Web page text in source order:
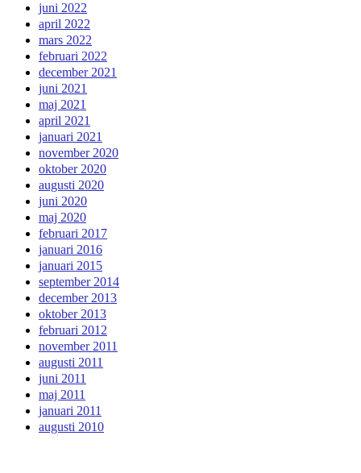
juni 2022
april 2022
mars 2022
februari 2022
december 2021
juni 2021
maj 2021
april 2021
januari 2021
november 2020
oktober 2020
augusti 2020
juni 2020
maj 2020
februari 2017
januari 2016
januari 2015
september 2014
december 2013
oktober 2013
februari 2012
november 2011
augusti 2011
juni 2011
maj 2011
januari 2011
augusti 2010